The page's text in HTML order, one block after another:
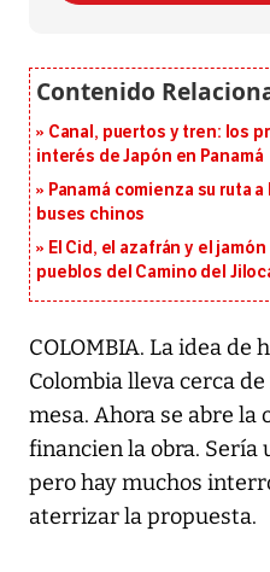
Canal, puertos y tren: los
interés de Japón en Panamá
Panamá comienza su ruta
buses chinos
El Cid, el azafrán y el
pueblos del Camino del
COLOMBIA. La idea de
Colombia lleva cerca
mesa. Ahora se abre la
financien la obra. Sería
pero hay muchos
aterrizar la propuesta.